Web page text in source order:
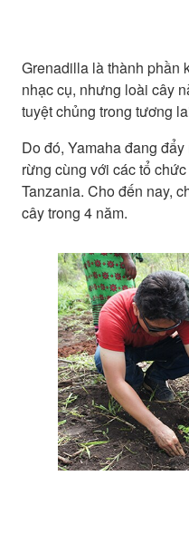
Grenadilla là thành phần
nhạc cụ, nhưng loài cây
tuyệt chủng trong tương
Do đó, Yamaha đang
rừng cùng với các tổ
Tanzania. Cho đến nay,
cây trong 4 năm.